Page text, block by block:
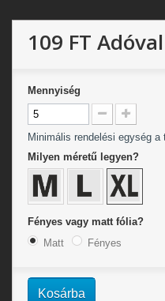
109 FT Adóval
Mennyiség
Minimális rendelési egység a
Milyen méretű legyen?
Fényes vagy matt fólia?
Matt
Fényes
Kosárba